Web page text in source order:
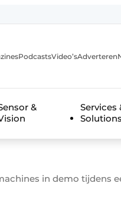
PodcastsVideo’sAdverteren
&
Services
Solutions
in demo tijdens